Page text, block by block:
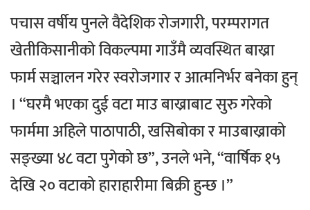
पचास वर्षीय पुनले वैदेशिक रोजगारी, परम्परागत
खेतीकिसानीको विकल्पमा गाउँमै व्यवस्थित बाख्रा
फार्म सञ्चालन गरेर स्वरोजगार र आत्मनिर्भर बनेका हुन्
। “घरमै भएका दुई वटा माउ बाख्राबाट सुरु गरेको
फार्ममा अहिले पाठापाठी, खसिबोका र माउबाख्राको
सङ्ख्या ४८ वटा पुगेको छ”, उनले भने, “वार्षिक १५
देखि २० वटाको हाराहारीमा बिक्री हुन्छ ।”